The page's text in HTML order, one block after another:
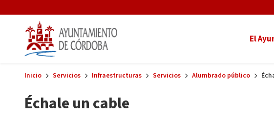
El
Inicio Servicios Infraestructuras Servicios Alumbrado público
Échale un cable